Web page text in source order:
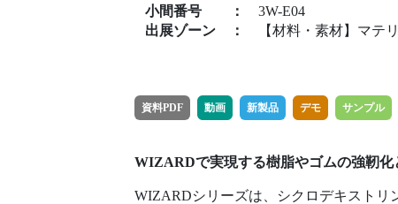
小間番号
： 3W-E04
出展ゾーン ： 【材料・素材】マテ
資料PDF 動画 新製品 デモ サンプル
WIZARDで実現する樹脂やゴムの強靭化
WIZARDシリーズは、シクロデキストリ